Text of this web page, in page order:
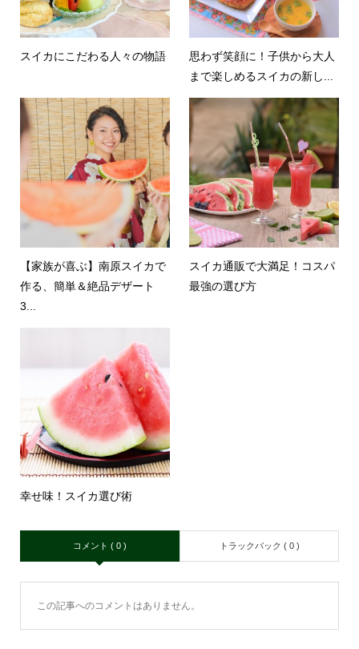
スイカにこだわる人々の物語
思わず笑顔に！子供から大人
まで楽しめるスイカの新し...
【家族が喜ぶ】南原スイカで
作る、簡単＆絶品デザート
3...
スイカ通販で大満足！コスパ
最強の選び方
幸せ味！スイカ選び術
コメント ( 0 ) トラックバック ( 0 )
この記事へのコメントはありません。